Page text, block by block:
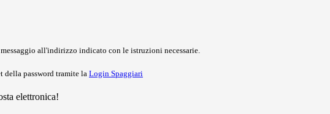
all'indirizzo indicato con le istruzioni necessarie.
della password tramite la Login Spaggiari
elettronica!